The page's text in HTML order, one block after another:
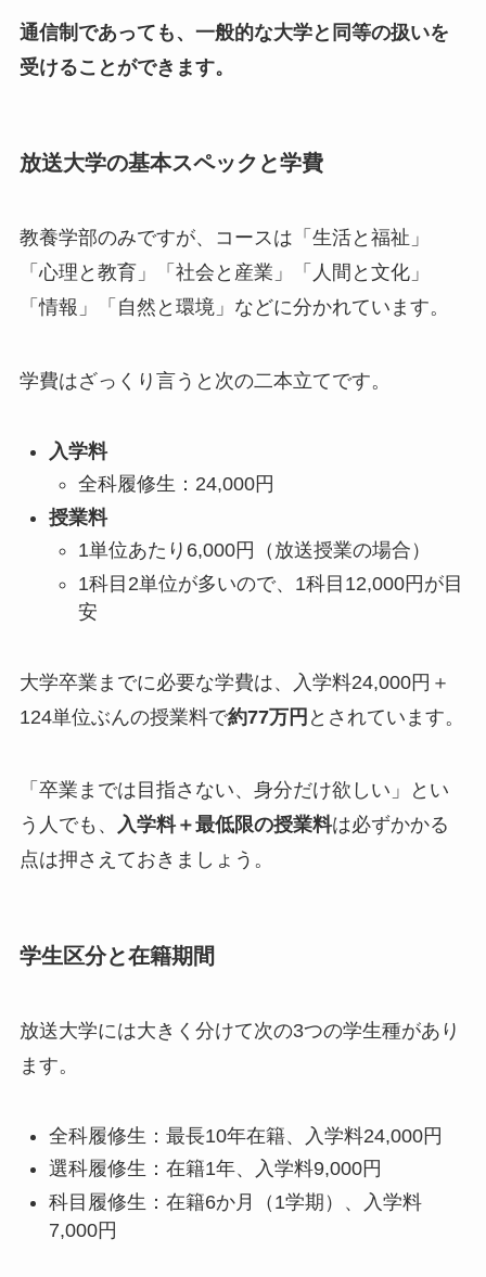
通信制であっても、一般的な大学と同等の扱いを
受けることができます。
放送大学の基本スペックと学費
教養学部のみですが、コースは「生活と福祉」
「心理と教育」「社会と産業」「人間と文化」
「情報」「自然と環境」などに分かれています。
学費はざっくり言うと次の二本立てです。
入学料
全科履修生：24,000円
授業料
1単位あたり6,000円（放送授業の場合）
1科目2単位が多いので、1科目12,000円が目
安
大学卒業までに必要な学費は、入学料24,000円＋
124単位ぶんの授業料で約77万円 とされています。
「卒業までは目指さない、身分だけ欲しい」とい
う人でも、
入学料＋最低限の授業料は必ずかかる
点は押さえておきましょう。
学生区分と在籍期間
放送大学には大きく分けて次の3つの学生種があり
ます。
全科履修生：最長10年在籍、入学料24,000円
選科履修生：在籍1年、入学料9,000円
科目履修生：在籍6か月（1学期）、入学料
7,000円